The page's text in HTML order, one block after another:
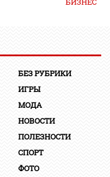
БЕЗ РУБРИКИ
ИГРЫ
МОДА
НОВОСТИ
ПОЛЕЗНОСТИ
СПОРТ
ФОТО